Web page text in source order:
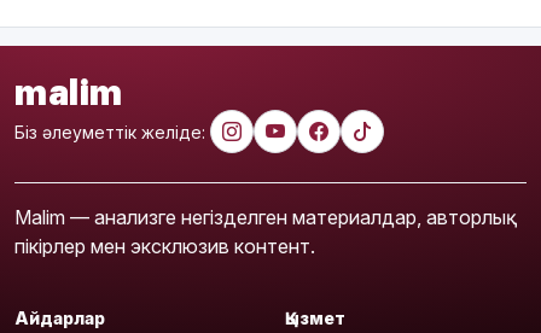
malim
Біз әлеуметтік желіде:
Malim — анализге негізделген материалдар, авторлық
пікірлер мен эксклюзив контент.
Айдарлар Қызмет